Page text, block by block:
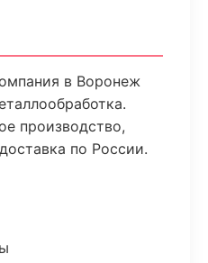
в Воронеж
производство,
по России.